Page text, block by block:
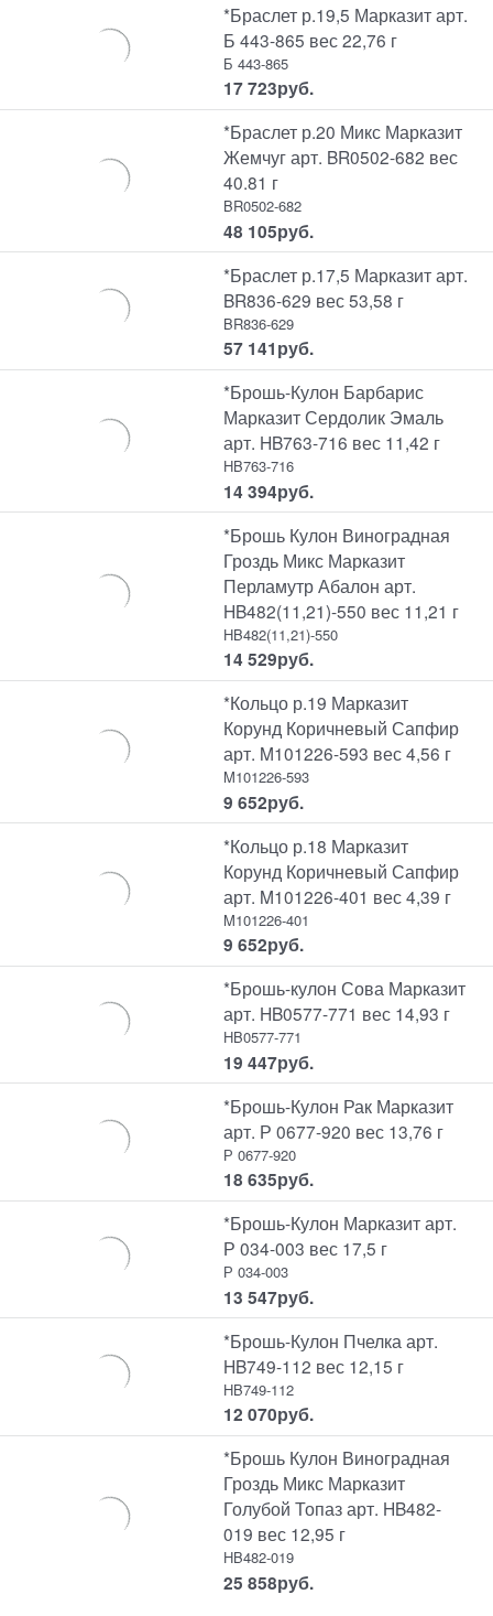
*Браслет р.19,5 Марказит арт.
Б 443-865 вес 22,76 г
Б 443-865
17 723руб.
*Браслет р.20 Микс Марказит
Жемчуг арт. BR0502-682 вес
40.81 г
BR0502-682
48 105руб.
*Браслет р.17,5 Марказит арт.
BR836-629 вес 53,58 г
BR836-629
57 141руб.
*Брошь-Кулон Барбарис
Марказит Сердолик Эмаль
арт. HB763-716 вес 11,42 г
HB763-716
14 394руб.
*Брошь Кулон Виноградная
Гроздь Микс Марказит
Перламутр Абалон арт.
HB482(11,21)-550 вес 11,21 г
HB482(11,21)-550
14 529руб.
*Кольцо р.19 Марказит
Корунд Коричневый Сапфир
арт. M101226-593 вес 4,56 г
M101226-593
9 652руб.
*Кольцо р.18 Марказит
Корунд Коричневый Сапфир
арт. M101226-401 вес 4,39 г
M101226-401
9 652руб.
*Брошь-кулон Сова Марказит
арт. HB0577-771 вес 14,93 г
HB0577-771
19 447руб.
*Брошь-Кулон Рак Марказит
арт. Р 0677-920 вес 13,76 г
Р 0677-920
18 635руб.
*Брошь-Кулон Марказит арт.
Р 034-003 вес 17,5 г
Р 034-003
13 547руб.
*Брошь-Кулон Пчелка арт.
HB749-112 вес 12,15 г
HB749-112
12 070руб.
*Брошь Кулон Виноградная
Гроздь Микс Марказит
Голубой Топаз арт. HB482-
019 вес 12,95 г
HB482-019
25 858руб.